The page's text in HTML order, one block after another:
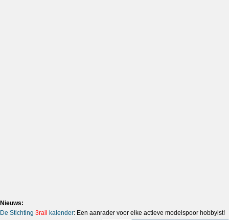
Nieuws:
De Stichting 3rail kalender: Een aanrader voor elke actieve modelspoor hobbyist!